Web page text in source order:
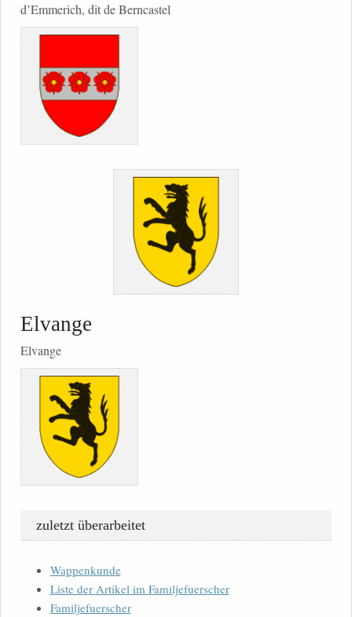
d’Emmerich, dit de Berncastel
Elvange
Elvange
zuletzt überarbeitet
Wappenkunde
Liste der Artikel im Familjefuerscher
Familjefuerscher